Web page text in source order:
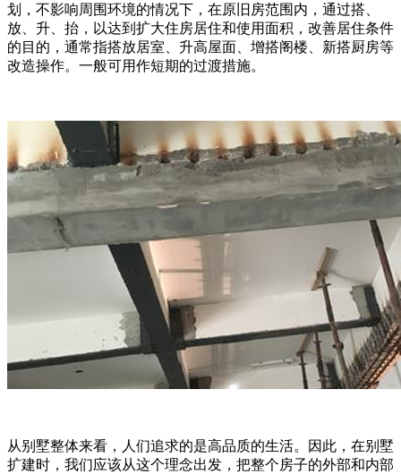
划，不影响周围环境的情况下，在原旧房范围内，通过搭、
放、升、抬，以达到扩大住房居住和使用面积，改善居住条件
的目的，通常指搭放居室、升高屋面、增搭阁楼、新搭厨房等
改造操作。一般可用作短期的过渡措施。
从别墅整体来看，人们追求的是高品质的生活。因此，在别墅
扩建时，我们应该从这个理念出发，把整个房子的外部和内部